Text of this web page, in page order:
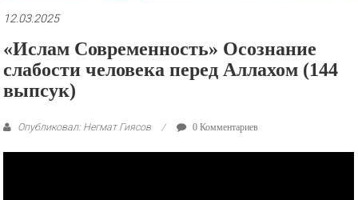
12.03.2025
«Ислам Современность» Осознание
слабости человека перед Аллахом (144
выпсук)
Опубликовал: Негмат Гиясов 0 Комментариев